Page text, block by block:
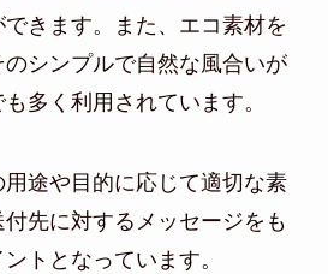
きます。また、エコ素材を
シンプルで自然な風合いが
多く利用されています。
途や目的に応じて適切な素
先に対するメッセージをも
トとなっています。